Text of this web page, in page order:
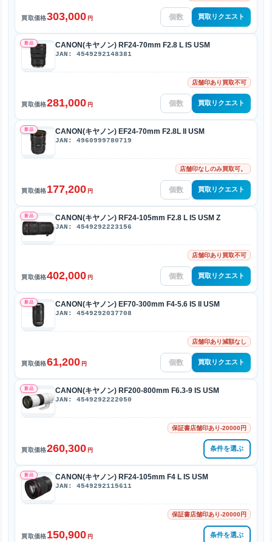
買取価格303,000 円 買取リクエスト
新品 CANON(キヤノン) RF24-70mm F2.8 L IS USM
JAN: 4549292148381
店舗印あり買取不可
買取価格281,000 円 買取リクエスト
新品 CANON(キヤノン) EF24-70mm F2.8L II USM
JAN: 4960999780719
店舗印なしのみ買取可。
買取価格177,200 円 買取リクエスト
新品 CANON(キヤノン) RF24-105mm F2.8 L IS USM Z
JAN: 4549292223156
店舗印あり買取不可
買取価格402,000 円 買取リクエスト
新品 CANON(キヤノン) EF70-300mm F4-5.6 IS II USM
JAN: 4549292037708
店舗印あり減額なし
買取価格61,200 円 買取リクエスト
新品 CANON(キヤノン) RF200-800mm F6.3-9 IS USM
JAN: 4549292222050
保証書店舗印あり-20000円
買取価格260,300 円 条件を選ぶ
新品 CANON(キヤノン) RF24-105mm F4 L IS USM
JAN: 4549292115611
保証書店舗印あり-20000円
買取価格150,900 円 条件を選ぶ